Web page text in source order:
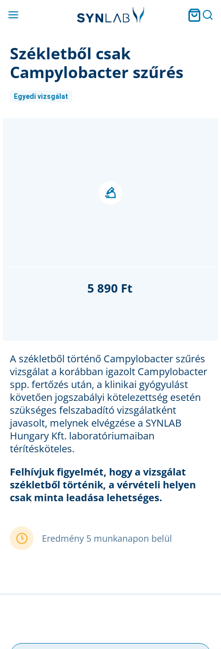
Székletből csak
Campylobacter szűrés
Egyedi vizsgálat
A székletből történő Campylobacter szűrés
vizsgálat a korábban igazolt Campylobacter
spp. fertőzés után, a klinikai gyógyulást
követően jogszabályi kötelezettség esetén
szükséges felszabadító vizsgálatként
javasolt, melynek elvégzése a SYNLAB
Hungary Kft. laboratóriumaiban
térítésköteles.
Felhívjuk figyelmét, hogy a vizsgálat
székletből történik, a vérvételi helyen
csak minta leadása lehetséges.
Eredmény 5 munkanapon belül
5 890 Ft